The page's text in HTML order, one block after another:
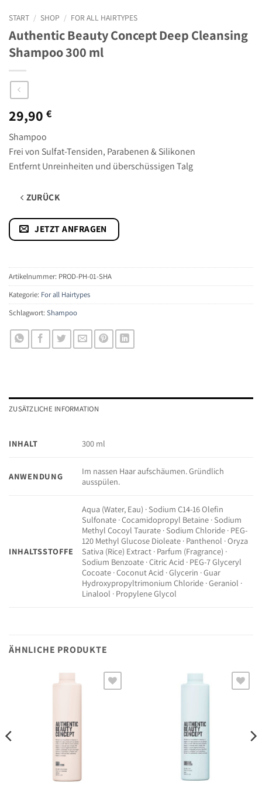
START / SHOP / FOR ALL HAIRTYPES
Authentic Beauty Concept Deep Cleansing
Shampoo 300 ml
29,90 €
Shampoo
Frei von Sulfat-Tensiden, Parabenen & Silikonen
Entfernt Unreinheiten und überschüssigen Talg
ZURÜCK
JETZT ANFRAGEN
Artikelnummer: PROD-PH-01-SHA
Kategorie: For all Hairtypes
Schlagwort:Shampoo
ZUSÄTZLICHE INFORMATION
INHALT 300 ml
ANWENDUNG
Im nassen Haar aufschäumen. Gründlich
ausspülen.
INHALTSSTOFFE
Aqua (Water, Eau) · Sodium C14-16 Olefin
Sulfonate · Cocamidopropyl Betaine · Sodium
Methyl Cocoyl Taurate · Sodium Chloride · PEG-
120 Methyl Glucose Dioleate · Panthenol · Oryza
Sativa (Rice) Extract · Parfum (Fragrance) ·
Sodium Benzoate · Citric Acid · PEG-7 Glyceryl
Cocoate · Coconut Acid · Glycerin · Guar
Hydroxypropyltrimonium Chloride · Geraniol ·
Linalool · Propylene Glycol
ÄHNLICHE PRODUKTE